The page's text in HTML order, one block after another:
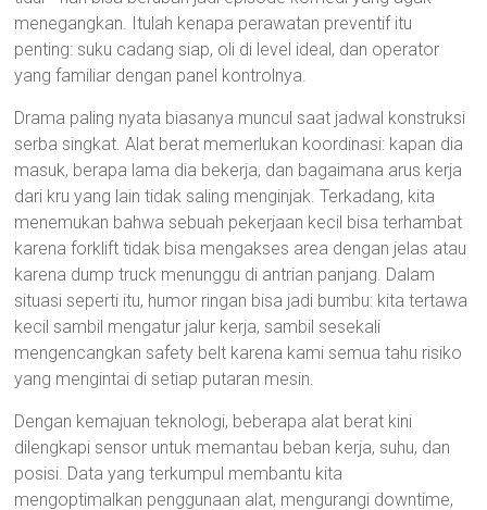
menegangkan. Itulah kenapa perawatan preventif itu
penting: suku cadang siap, oli di level ideal, dan operator
yang familiar dengan panel kontrolnya.
Drama paling nyata biasanya muncul saat jadwal konstruksi
serba singkat. Alat berat memerlukan koordinasi: kapan dia
masuk, berapa lama dia bekerja, dan bagaimana arus kerja
dari kru yang lain tidak saling menginjak. Terkadang, kita
menemukan bahwa sebuah pekerjaan kecil bisa terhambat
karena forklift tidak bisa mengakses area dengan jelas atau
karena dump truck menunggu di antrian panjang. Dalam
situasi seperti itu, humor ringan bisa jadi bumbu: kita tertawa
kecil sambil mengatur jalur kerja, sambil sesekali
mengencangkan safety belt karena kami semua tahu risiko
yang mengintai di setiap putaran mesin.
Dengan kemajuan teknologi, beberapa alat berat kini
dilengkapi sensor untuk memantau beban kerja, suhu, dan
posisi. Data yang terkumpul membantu kita
mengoptimalkan penggunaan alat, mengurangi downtime,